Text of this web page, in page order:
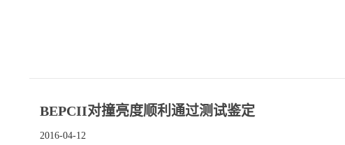
BEPCII对撞亮度顺利通过测试鉴定
2016-04-12